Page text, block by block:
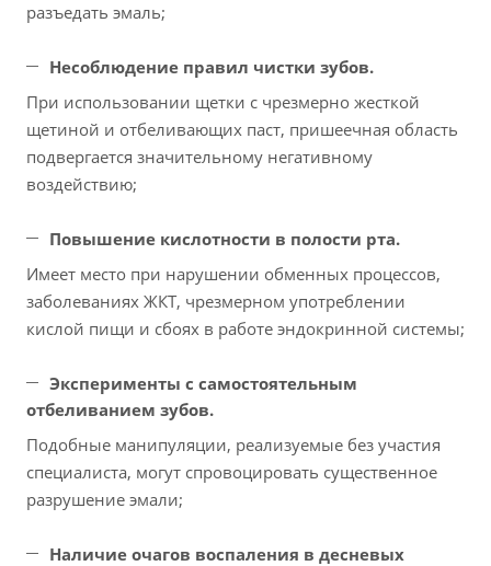
разъедать эмаль;
Несоблюдение правил чистки зубов.
При использовании щетки с чрезмерно жесткой
щетиной и отбеливающих паст, пришеечная область
подвергается значительному негативному
воздействию;
Повышение кислотности в полости рта.
Имеет место при нарушении обменных процессов,
заболеваниях ЖКТ, чрезмерном употреблении
кислой пищи и сбоях в работе эндокринной системы;
Эксперименты с самостоятельным
отбеливанием зубов.
Подобные манипуляции, реализуемые без участия
специалиста, могут спровоцировать существенное
разрушение эмали;
Наличие очагов воспаления в десневых